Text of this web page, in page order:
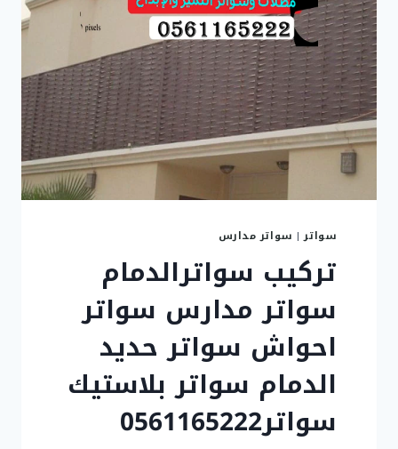
سواتر| سواتر مدارس
تركيب سواترالدمام
سواتر مدارس سواتر
احواش سواتر حديد
الدمام سواتر بلاستيك
سواتر0561165222